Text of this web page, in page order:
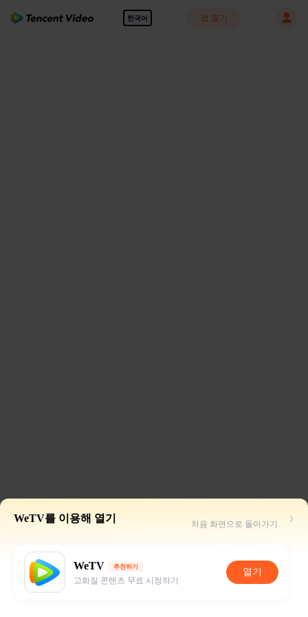
한국어 앱 열기
WeTV를 이용해 열기 처음 화면으로 돌아가기
WeTV 추천하기
고화질 콘텐츠 무료 시청하기
열기